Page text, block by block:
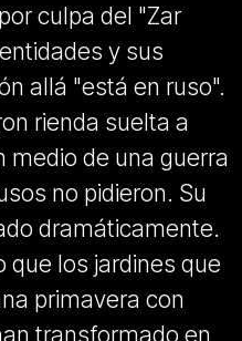
culpa del "Zar
y sus
allá "está en ruso".
rienda suelta a
medio de una guerra
no pidieron. Su
dramáticamente.
que los jardines que
primavera con
transformado en